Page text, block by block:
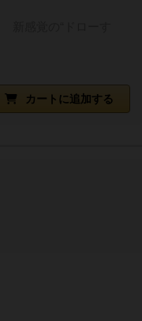
カートに追加する